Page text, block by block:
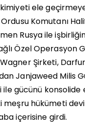
ele
Komutanı
Rusya ile
Özel Operasyon
Şirketi,
Janjaweed Milis
ile gücünü konsolide
meşru hükümeti
içerisine girdi.